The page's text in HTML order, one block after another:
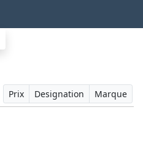
Prix Designation Marque